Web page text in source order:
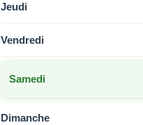
Jeudi
Vendredi
Samedi
Dimanche